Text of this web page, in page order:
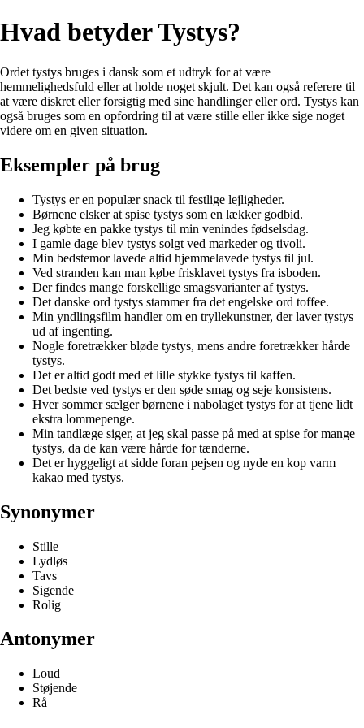
Hvad betyder Tystys?
Ordet tystys bruges i dansk som et udtryk for at være
hemmelighedsfuld eller at holde noget skjult. Det kan også referere til
at være diskret eller forsigtig med sine handlinger eller ord. Tystys kan
også bruges som en opfordring til at være stille eller ikke sige noget
videre om en given situation.
Eksempler på brug
Tystys er en populær snack til festlige lejligheder.
Børnene elsker at spise tystys som en lækker godbid.
Jeg købte en pakke tystys til min venindes fødselsdag.
I gamle dage blev tystys solgt ved markeder og tivoli.
Min bedstemor lavede altid hjemmelavede tystys til jul.
Ved stranden kan man købe frisklavet tystys fra isboden.
Der findes mange forskellige smagsvarianter af tystys.
Det danske ord tystys stammer fra det engelske ord toffee.
Min yndlingsfilm handler om en tryllekunstner, der laver tystys
ud af ingenting.
Nogle foretrækker bløde tystys, mens andre foretrækker hårde
tystys.
Det er altid godt med et lille stykke tystys til kaffen.
Det bedste ved tystys er den søde smag og seje konsistens.
Hver sommer sælger børnene i nabolaget tystys for at tjene lidt
ekstra lommepenge.
Min tandlæge siger, at jeg skal passe på med at spise for mange
tystys, da de kan være hårde for tænderne.
Det er hyggeligt at sidde foran pejsen og nyde en kop varm
kakao med tystys.
Synonymer
Stille
Lydløs
Tavs
Sigende
Rolig
Antonymer
Loud
Støjende
Rå